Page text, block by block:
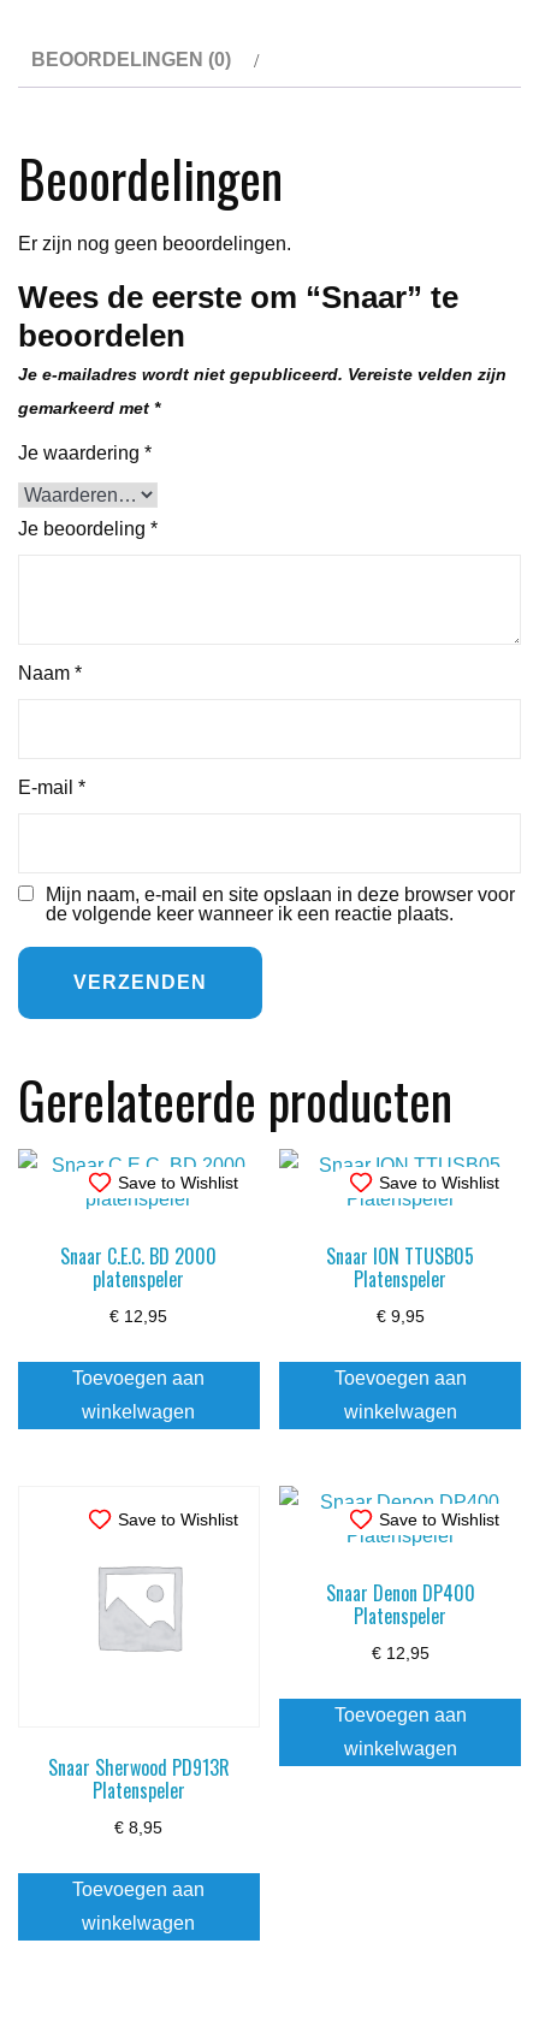
BEOORDELINGEN (0)
Beoordelingen
Er zijn nog geen beoordelingen.
Wees de eerste om “Snaar” te
beoordelen
Je e-mailadres wordt niet gepubliceerd. Vereiste velden zijn
gemarkeerd met *
Je waardering *
Je beoordeling *
Naam *
E-mail *
Mijn naam, e-mail en site opslaan in deze browser voor
de volgende keer wanneer ik een reactie plaats.
Gerelateerde producten
Save to Wishlist
Snaar C.E.C. BD 2000
platenspeler
€ 12,95
Toevoegen aan
winkelwagen
Save to Wishlist
Snaar ION TTUSB05
Platenspeler
€9,95
Toevoegen aan
winkelwagen
Save to Wishlist
Snaar Sherwood PD913R
Platenspeler
€ 8,95
Toevoegen aan
winkelwagen
Save to Wishlist
Snaar Denon DP400
Platenspeler
€12,95
Toevoegen aan
winkelwagen